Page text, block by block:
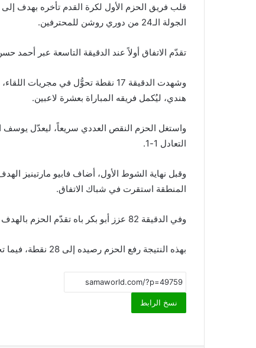
الجولة الـ24 من دوري روشن للمحترفين.
تقدّم الاتفاق أولاً عند الدقيقة التاسعة عبر أحمد
وشهدت الدقيقة 17 نقطة تحوُّل في
هندي، ليُكمل فريقه المباراة بعشرة لاعبين.
التعادل 1-1.
المنطقة استقرت في شباك الاتفاق.
وفي الدقيقة 82 عزز أبو بكر باه تقدّم الحزم بالهدف الثالث، ليحسم الفريق اللقاء بثلاثية مقابل هدف.
بهذه النتيجة رفع الحزم رصيده إلى 28 نقطة، فيما تجمّد رصيد الاتفاق عند 38 نقطة.
نسخ الرابط